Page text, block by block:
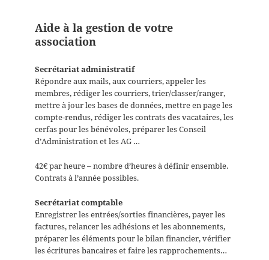
Aide à la gestion de votre
association
Secrétariat administratif
Répondre aux mails, aux courriers, appeler les
membres, rédiger les courriers, trier/classer/ranger,
mettre à jour les bases de données, mettre en page les
compte-rendus, rédiger les contrats des vacataires, les
cerfas pour les bénévoles, préparer les Conseil
d’Administration et les AG …
42€ par heure – nombre d’heures à définir ensemble.
Contrats à l’année possibles.
Secrétariat comptable
Enregistrer les entrées/sorties financières, payer les
factures, relancer les adhésions et les abonnements,
préparer les éléments pour le bilan financier, vérifier
les écritures bancaires et faire les rapprochements…